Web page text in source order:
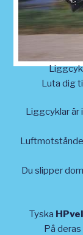
Luta dig
Liggcyklar är
Du slipper
Tyska
På